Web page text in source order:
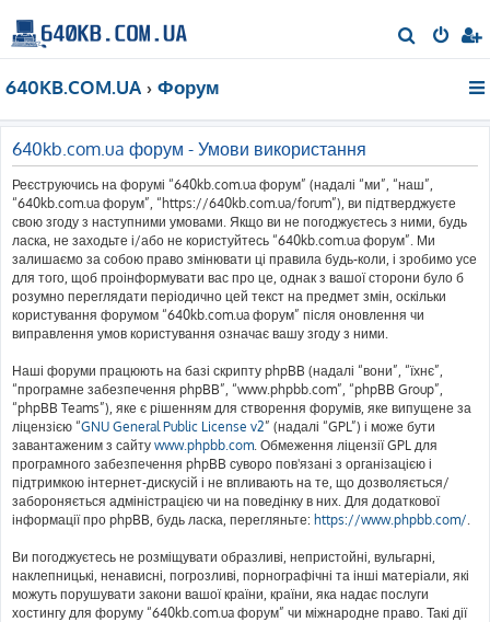
о
640KB.COM.UA Форум
640kb.com.ua форум - Умови використання
Реєструючись на форумі “640kb.com.ua форум” (надалі “ми”, “наш”,
“640kb.com.ua форум”, “https://640kb.com.ua/forum”), ви підтверджуєте
свою згоду з наступними умовами. Якщо ви не погоджуєтесь з ними, будь
ласка, не заходьте і/або не користуйтесь “640kb.com.ua форум”. Ми
залишаємо за собою право змінювати ці правила будь-коли, і зробимо усе
для того, щоб проінформувати вас про це, однак з вашої сторони було б
розумно переглядати періодично цей текст на предмет змін, оскільки
користування форумом “640kb.com.ua форум” після оновлення чи
виправлення умов користування означає вашу згоду з ними.
Наші форуми працюють на базі скрипту phpBB (надалі “вони”, “їхнє”,
“програмне забезпечення phpBB”, “www.phpbb.com”, “phpBB Group”,
“phpBB Teams”), яке є рішенням для створення форумів, яке випущене за
ліцензією “GNU General Public License v2” (надалі “GPL”) і може бути
завантаженим з сайту www.phpbb.com. Обмеження ліцензії GPL для
програмного забезпечення phpBB суворо пов'язані з організацією і
підтримкою інтернет-дискусій і не впливають на те, що дозволяється/
забороняється адміністрацією чи на поведінку в них. Для додаткової
інформації про phpBB, будь ласка, перегляньте: https://www.phpbb.com/.
Ви погоджуєтесь не розміщувати образливі, непристойні, вульгарні,
наклепницькі, ненависні, погрозливі, порнографічні та інші матеріали, які
можуть порушувати закони вашої країни, країни, яка надає послуги
хостингу для форуму “640kb.com.ua форум” чи міжнародне право. Такі дії